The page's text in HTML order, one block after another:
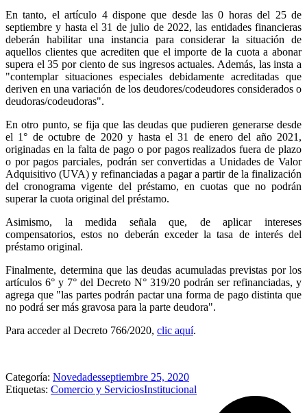
En tanto, el artículo 4 dispone que desde las 0 horas del 25 de
septiembre y hasta el 31 de julio de 2022, las entidades financieras
deberán habilitar una instancia para considerar la situación de
aquellos clientes que acrediten que el importe de la cuota a abonar
supera el 35 por ciento de sus ingresos actuales. Además, las insta a
"contemplar situaciones especiales debidamente acreditadas que
deriven en una variación de los deudores/codeudores considerados o
deudoras/codeudoras".
En otro punto, se fija que las deudas que pudieren generarse desde
el 1° de octubre de 2020 y hasta el 31 de enero del año 2021,
originadas en la falta de pago o por pagos realizados fuera de plazo
o por pagos parciales, podrán ser convertidas a Unidades de Valor
Adquisitivo (UVA) y refinanciadas a pagar a partir de la finalización
del cronograma vigente del préstamo, en cuotas que no podrán
superar la cuota original del préstamo.
Asimismo, la medida señala que, de aplicar intereses
compensatorios, estos no deberán exceder la tasa de interés del
préstamo original.
Finalmente, determina que las deudas acumuladas previstas por los
artículos 6° y 7° del Decreto N° 319/20 podrán ser refinanciadas, y
agrega que "las partes podrán pactar una forma de pago distinta que
no podrá ser más gravosa para la parte deudora".
Para acceder al Decreto 766/2020, clic aquí.
Categoría: Novedadesseptiembre 25, 2020
Etiquetas: Comercio y ServiciosInstitucional